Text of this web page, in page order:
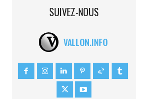
SUIVEZ-NOUS
VALLON.INFO